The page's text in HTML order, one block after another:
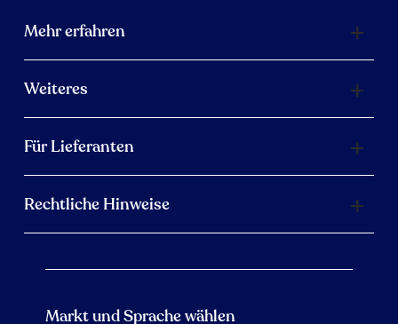
Mehr erfahren
Weiteres
Für Lieferanten
Rechtliche Hinweise
Markt und Sprache wählen